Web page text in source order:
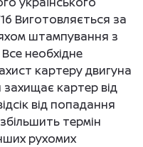
Виготовляється за
штампування з
необхідне
картеру двигуна
захищає картер від
від попадання
термін
рухомих